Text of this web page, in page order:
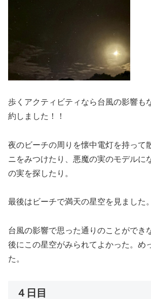
歩くアクティビティなら台風の影響も
約しました！！
夜のビーチの周りを懐中電灯を持って
ニをみつけたり、悪魔の実のモデルに
の実を探したり。
最後はビーチで満天の星空を見ました。
台風の影響で思った通りのことができ
後にこの星空がみられてよかった。め
た。
４日目